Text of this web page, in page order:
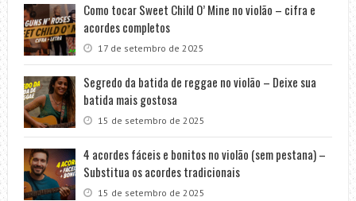
Como tocar Sweet Child O’ Mine no violão – cifra e
acordes completos
17 de setembro de 2025
Segredo da batida de reggae no violão – Deixe sua
batida mais gostosa
15 de setembro de 2025
4 acordes fáceis e bonitos no violão (sem pestana) –
Substitua os acordes tradicionais
15 de setembro de 2025